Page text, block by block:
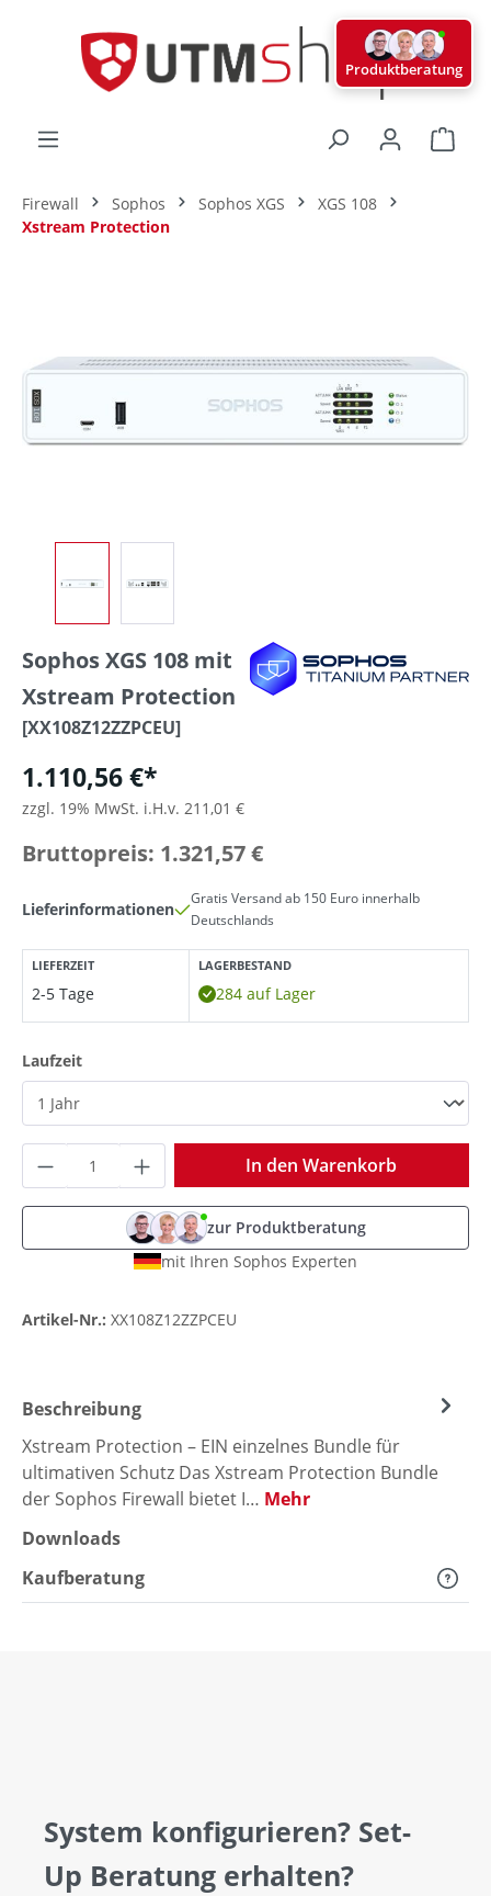
Firewall Sophos Sophos XGS
XGS 108
Xstream Protection
Sophos XGS 108 mit
Xstream Protection
[XX108Z12ZZPCEU]
1.110,56 €*
zzgl. 19% MwSt. i.H.v. 211,01 €
Bruttopreis: 1.321,57 €
Lieferinformationen
Gratis Versand ab 150 Euro innerhalb
Deutschlands
LIEFERZEIT
2-5 Tage
LAGERBESTAND
284 auf Lager
Laufzeitauswählen
Produkt Anzahl: Gib den gewünschten
In den Warenkorb
zur Produktberatung
mit Ihren Sophos Experten
Artikel-Nr.: XX108Z12ZZPCEU
Beschreibung
Xstream Protection – EIN einzelnes Bundle für
ultimativen Schutz Das Xstream Protection Bundle
der Sophos Firewall bietet I… Mehr
Downloads
Kaufberatung
System konfigurieren? Set-
Up Beratung erhalten?
Produktberatung